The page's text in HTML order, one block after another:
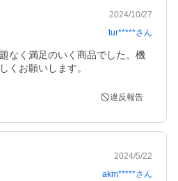
2024/10/27
tur*****さん
なく満足のいく商品でした。機
くお願いします。
違反報告
2024/5/22
akm*****さん